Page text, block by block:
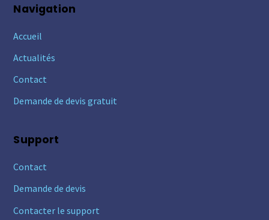
Navigation
Accueil
Actualités
Contact
Demande de devis gratuit
Support
Contact
Demande de devis
Contacter le support